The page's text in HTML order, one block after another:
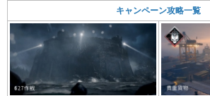
キャンペーン攻略一覧